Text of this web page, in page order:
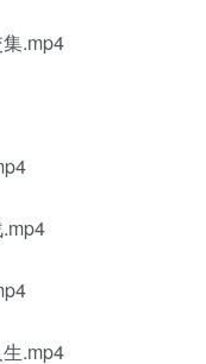
.mp4
.mp4